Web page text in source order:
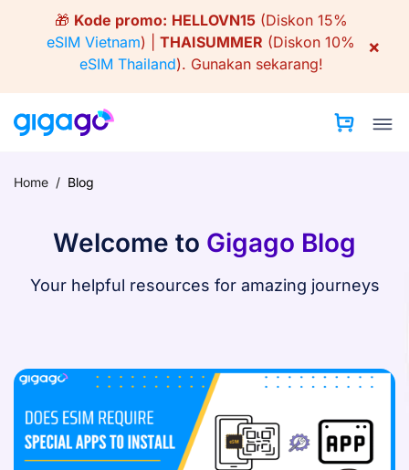
🎁 Kode promo: HELLOVN15(Diskon 15%
eSIM Vietnam) | THAISUMMER (Diskon 10%
eSIM Thailand). Gunakan sekarang!
×
Home / Blog
Welcome to Gigago Blog
Your helpful resources for amazing journeys